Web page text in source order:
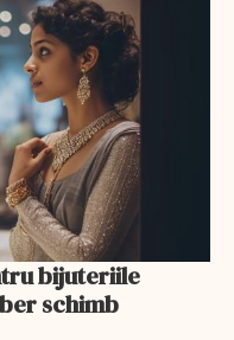
bijuteriile
schimb